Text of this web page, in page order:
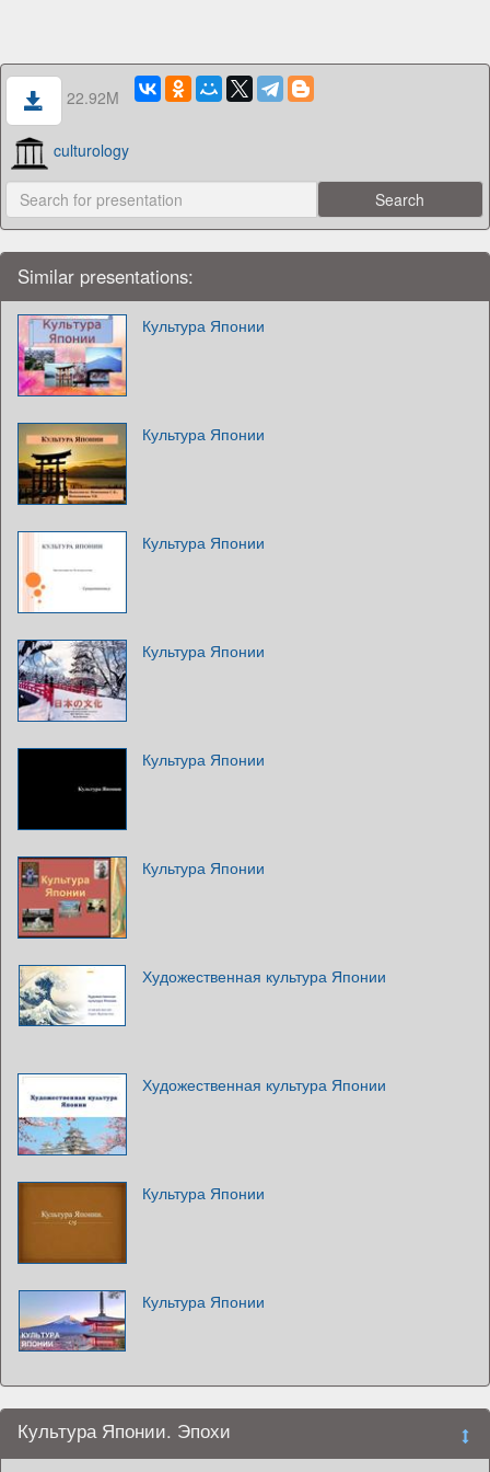
22.92M
culturology
Similar presentations:
Культура Японии
Культура Японии
Культура Японии
Культура Японии
Культура Японии
Культура Японии
Художественная культура Японии
Художественная культура Японии
Культура Японии
Культура Японии
Культура Японии. Эпохи